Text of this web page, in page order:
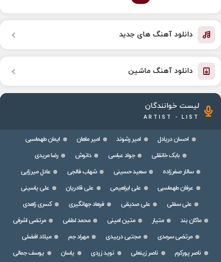
دانلود آهنگ های جدید
دانلود آهنگ ماشین
لیست خوانندگان
ARTIST - LIST
احسان دریادل امیر رشوند امیر ماهان
ایمان طهماسبی
بابک خانقلی
جواد عباسی دانوش
رضا مریدی
سالار صفرزاده
سعید حسینی شهاب فالجی
عادل میرزایی
عرفان طهماسبی
علی ابراهیمی علی قادریان
علی یاسینی
علی سفلی
علی صدیقی فرهاد جهانگیری
کسری زاهدی
ماکان بند
متیار متین امینی محمد لطفی
مرتضی اشرفی
مرتضی سرمدی
مجتبی دربیدی مهراد جم
میلاد افضلی
ناصر پورکرم
ناصر زینعلی نوید زردی یاسان
یوسف جمالی